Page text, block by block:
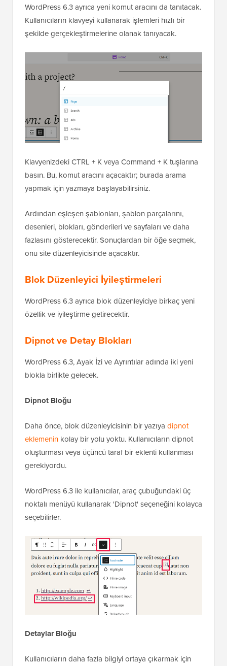
WordPress 6.3 ayrıca yeni komut aracını da tanıtacak.
Kullanıcıların klavyeyi kullanarak işlemleri hızlı bir
şekilde gerçekleştirmelerine olanak tanıyacak.
Klavyenizdeki CTRL + K veya Command + K tuşlarına
basın. Bu, komut aracını açacaktır; burada arama
yapmak için yazmaya başlayabilirsiniz.
Ardından eşleşen şablonları, şablon parçalarını,
desenleri, blokları, gönderileri ve sayfaları ve daha
fazlasını gösterecektir. Sonuçlardan bir öğe seçmek,
onu site düzenleyicisinde açacaktır.
Blok Düzenleyici İyileştirmeleri
WordPress 6.3 ayrıca blok düzenleyiciye birkaç yeni
özellik ve iyileştirme getirecektir.
Dipnot ve Detay Blokları
WordPress 6.3, Ayak İzi ve Ayrıntılar adında iki yeni
blokla birlikte gelecek.
Dipnot Bloğu
Daha önce, blok düzenleyicisinin bir yazıya dipnot
eklemenin kolay bir yolu yoktu. Kullanıcıların dipnot
oluşturması veya üçüncü taraf bir eklenti kullanması
gerekiyordu.
WordPress 6.3 ile kullanıcılar, araç çubuğundaki üç
noktalı menüyü kullanarak 'Dipnot' seçeneğini kolayca
seçebilirler.
Detaylar Bloğu
Kullanıcıların daha fazla bilgiyi ortaya çıkarmak için